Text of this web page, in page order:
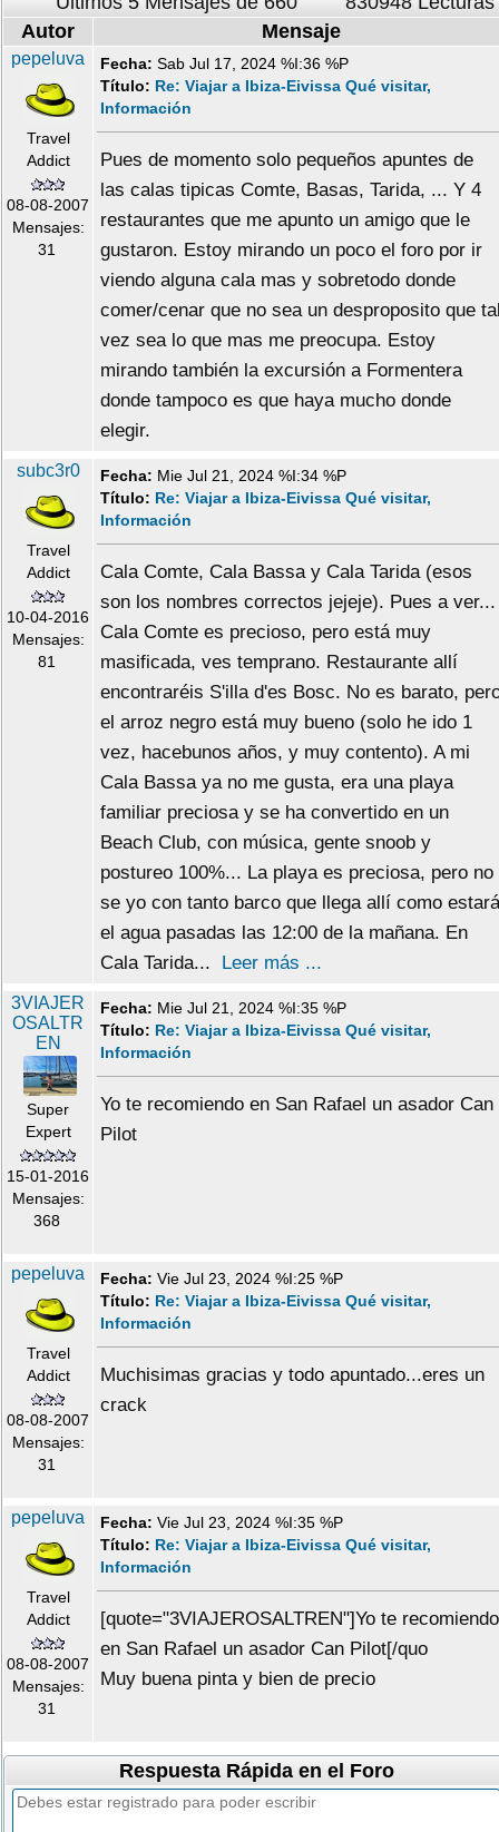
Autor
Mensaje
pepeluva
Travel
Addict
08-08-2007
Mensajes:
31
Fecha: Sab Jul 17, 2024 %I:36 %P
Título: Re: Viajar a Ibiza-Eivissa Qué visitar,
Información
Pues de momento solo pequeños apuntes de
las calas tipicas Comte, Basas, Tarida, ... Y 4
restaurantes que me apunto un amigo que le
gustaron. Estoy mirando un poco el foro por ir
viendo alguna cala mas y sobretodo donde
comer/cenar que no sea un desproposito que
vez sea lo que mas me preocupa. Estoy
mirando también la excursión a Formentera
donde tampoco es que haya mucho donde
elegir.
subc3r0
Travel
Addict
10-04-2016
Mensajes:
81
Fecha: Mie Jul 21, 2024 %I:34 %P
Título: Re: Viajar a Ibiza-Eivissa Qué visitar,
Información
Cala Comte, Cala Bassa y Cala Tarida (esos
son los nombres correctos jejeje). Pues a ver...
Cala Comte es precioso, pero está muy
masificada, ves temprano. Restaurante allí
encontraréis S'illa d'es Bosc. No es barato,
el arroz negro está muy bueno (solo he ido 1
vez, hacebunos años, y muy contento). A mi
Cala Bassa ya no me gusta, era una playa
familiar preciosa y se ha convertido en un
Beach Club, con música, gente snoob y
postureo 100%... La playa es preciosa, pero no
se yo con tanto barco que llega allí como estará
el agua pasadas las 12:00 de la mañana. En
Cala Tarida... Leer más ...
3VIAJER
OSALTR
EN
Super
Expert
15-01-2016
Mensajes:
368
Fecha: Mie Jul 21, 2024 %I:35 %P
Título: Re: Viajar a Ibiza-Eivissa Qué visitar,
Información
Yo te recomiendo en San Rafael un asador Can
Pilot
pepeluva
Travel
Addict
08-08-2007
Mensajes:
31
Fecha: Vie Jul 23, 2024 %I:25 %P
Título: Re: Viajar a Ibiza-Eivissa Qué visitar,
Información
Muchisimas gracias y todo apuntado...eres un
crack
pepeluva
Travel
Addict
08-08-2007
Mensajes:
31
Fecha: Vie Jul 23, 2024 %I:35 %P
Título: Re: Viajar a Ibiza-Eivissa Qué visitar,
Información
[quote="3VIAJEROSALTREN"]Yo te recomiendo
en San Rafael un asador Can Pilot[/quo
Muy buena pinta y bien de precio
Respuesta Rápida en el Foro